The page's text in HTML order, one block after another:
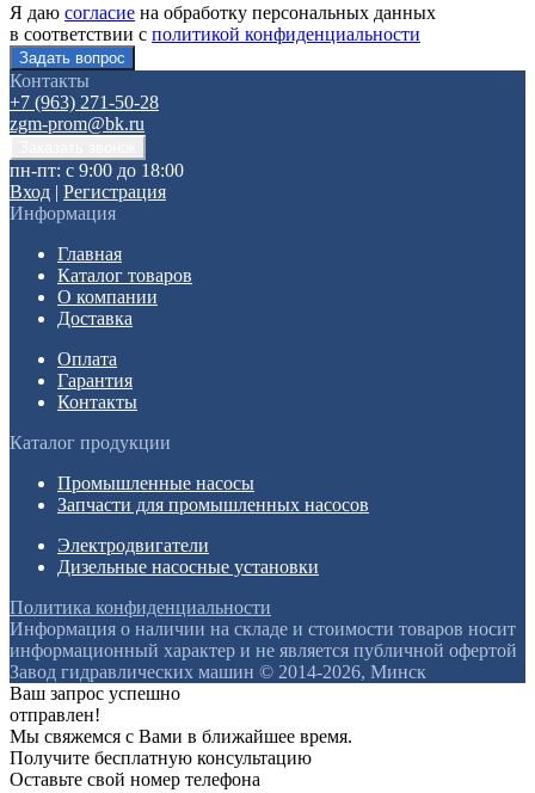
Я даю согласие на обработку персональных данных
в соответствии с политикой конфиденциальности
Контакты
+7 (963) 271-50-28
zgm-prom@bk.ru
пн-пт: с 9:00 до 18:00
Вход | Регистрация
Информация
Главная
Каталог товаров
О компании
Доставка
Оплата
Гарантия
Контакты
Каталог продукции
Промышленные насосы
Запчасти для промышленных насосов
Электродвигатели
Дизельные насосные установки
Политика конфиденциальности
Информация о наличии на складе и стоимости товаров носит
информационный характер и не является публичной офертой
Завод гидравлических машин © 2014-2026, Минск
Ваш запрос успешно
отправлен!
Мы свяжемся с Вами в ближайшее время.
Получите бесплатную консультацию
Оставьте свой номер телефона